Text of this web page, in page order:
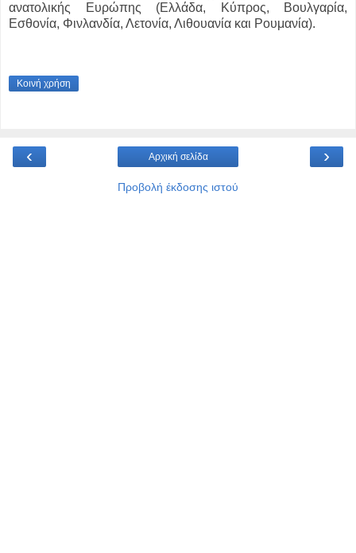
ανατολικής Ευρώπης (Ελλάδα, Κύπρος, Βουλγαρία,
Εσθονία, Φινλανδία, Λετονία, Λιθουανία και Ρουμανία).
Κοινή χρήση
‹ ›
Αρχική σελίδα
Προβολή έκδοσης ιστού